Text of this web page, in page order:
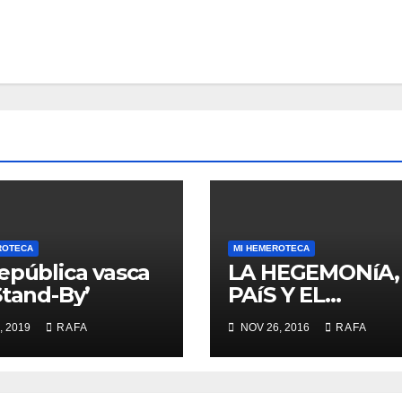
vasca
By’
2019 RAFA
MI HEMEROTECA
LA
PAíS Y EL
«MOMENTO
LARREINA»
NOV 26, 2016 RAFA